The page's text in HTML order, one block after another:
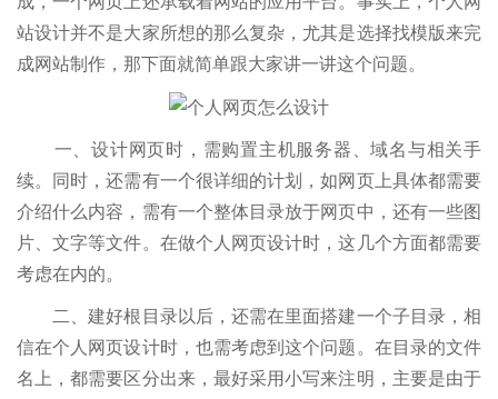
站设计并不是大家所想的那么复杂，尤其是选择找模版来完
成网站制作，那下面就简单跟大家讲一讲这个问题。
一、设计网页时，需购置主机服务器、域名与相关手
续。同时，还需有一个很详细的计划，如网页上具体都需要
介绍什么内容，需有一个整体目录放于网页中，还有一些图
片、文字等文件。在做个人网页设计时，这几个方面都需要
考虑在内的。
二、建好根目录以后，还需在里面搭建一个子目录，相
信在个人网页设计时，也需考虑到这个问题。在目录的文件
名上，都需要区分出来，最好采用小写来注明，主要是由于